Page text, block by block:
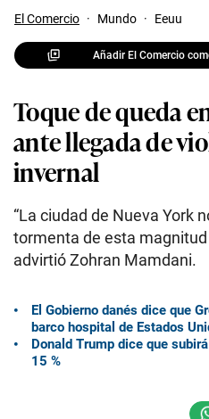
El Comercio · Mundo · Eeuu
Añadir El Comercio
Toque de queda
ante llegada de
invernal
“La ciudad de Nueva York
tormenta de esta magnitud
advirtió Zohran Mamdani.
El Gobierno danés dice que
barco hospital de Estados
Donald Trump dice que
15 %